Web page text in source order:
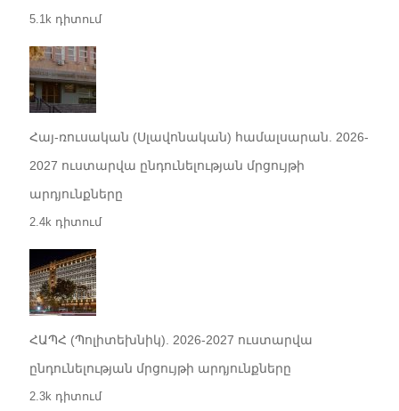
5.1k դիտում
Հայ-ռուսական (Սլավոնական) համալսարան. 2026-
2027 ուստարվա ընդունելության մրցույթի
արդյունքները
2.4k դիտում
ՀԱՊՀ (Պոլիտեխնիկ). 2026-2027 ուստարվա
ընդունելության մրցույթի արդյունքները
2.3k դիտում